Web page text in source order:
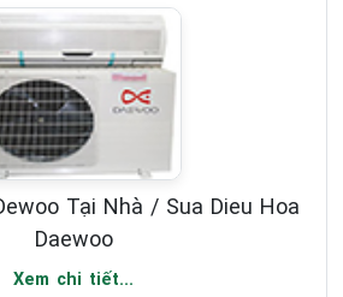
Tại Nhà / Sua Dieu Hoa
Daewoo
Xem chi tiết...